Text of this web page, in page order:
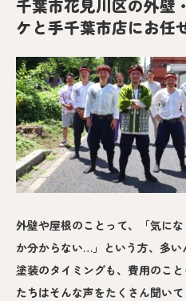
千葉市花見川区の外壁
ケと手千葉市店にお任
外壁や屋根のことって、「気に
か分からない…」という方、多い
塗装のタイミングも、費用のこ
たちはそんな声をたくさん聞いて